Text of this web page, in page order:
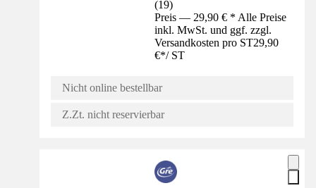
(19)
Preis — 29,90 € * Alle Preise
inkl. MwSt. und ggf. zzgl.
Versandkosten pro ST29,90
€*/ ST
Nicht online bestellbar
Z.Zt. nicht reservierbar